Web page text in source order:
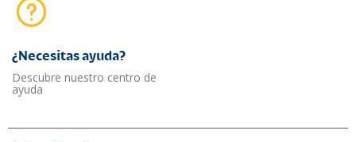
¿Necesitas ayuda?​
Descubre nuestro centro de
ayuda